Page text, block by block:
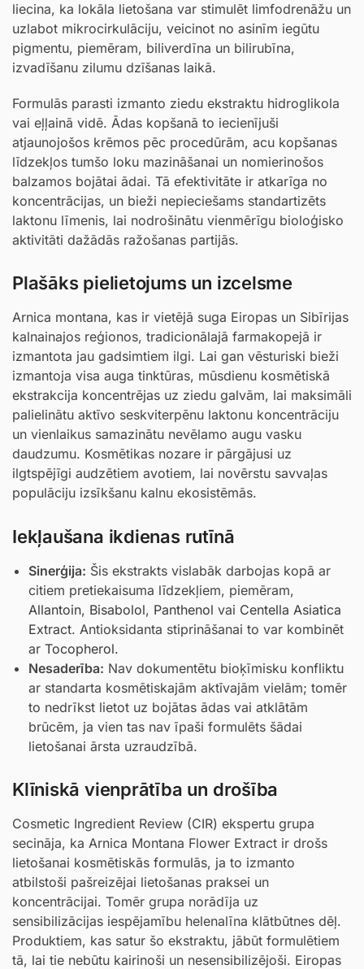
liecina, ka lokāla lietošana var stimulēt limfodrenāžu un
uzlabot mikrocirkulāciju, veicinot no asinīm iegūtu
pigmentu, piemēram, biliverdīna un bilirubīna,
izvadīšanu zilumu dzīšanas laikā.
Formulās parasti izmanto ziedu ekstraktu hidroglikola
vai eļļainā vidē. Ādas kopšanā to iecienījuši
atjaunojošos krēmos pēc procedūrām, acu kopšanas
līdzekļos tumšo loku mazināšanai un nomierinošos
balzamos bojātai ādai. Tā efektivitāte ir atkarīga no
koncentrācijas, un bieži nepieciešams standartizēts
laktonu līmenis, lai nodrošinātu vienmērīgu bioloģisko
aktivitāti dažādās ražošanas partijās.
Plašāks pielietojums un izcelsme
Arnica montana, kas ir vietējā suga Eiropas un Sibīrijas
kalnainajos reģionos, tradicionālajā farmakopejā ir
izmantota jau gadsimtiem ilgi. Lai gan vēsturiski bieži
izmantoja visa auga tinktūras, mūsdienu kosmētiskā
ekstrakcija koncentrējas uz ziedu galvām, lai maksimāli
palielinātu aktīvo seskviterpēnu laktonu koncentrāciju
un vienlaikus samazinātu nevēlamo augu vasku
daudzumu. Kosmētikas nozare ir pārgājusi uz
ilgtspējīgi audzētiem avotiem, lai novērstu savvaļas
populāciju izsīkšanu kalnu ekosistēmās.
Iekļaušana ikdienas rutīnā
Sinerģija: Šis ekstrakts vislabāk darbojas kopā ar
citiem pretiekaisuma līdzekļiem, piemēram,
Allantoin, Bisabolol, Panthenol vai Centella Asiatica
Extract. Antioksidanta stiprināšanai to var kombinēt
ar Tocopherol.
Nesaderība: Nav dokumentētu bioķīmisku konfliktu
ar standarta kosmētiskajām aktīvajām vielām; tomēr
to nedrīkst lietot uz bojātas ādas vai atklātām
brūcēm, ja vien tas nav īpaši formulēts šādai
lietošanai ārsta uzraudzībā.
Klīniskā vienprātība un drošība
Cosmetic Ingredient Review (CIR) ekspertu grupa
secināja, ka Arnica Montana Flower Extract ir drošs
lietošanai kosmētiskās formulās, ja to izmanto
atbilstoši pašreizējai lietošanas praksei un
koncentrācijai. Tomēr grupa norādīja uz
sensibilizācijas iespējamību helenalīna klātbūtnes dēļ.
Produktiem, kas satur šo ekstraktu, jābūt formulētiem
tā, lai tie nebūtu kairinoši un nesensibilizējoši. Eiropas